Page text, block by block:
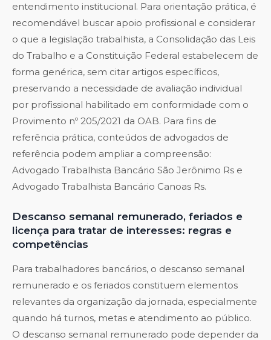
entendimento institucional. Para orientação prática, é
recomendável buscar apoio profissional e considerar
o que a legislação trabalhista, a Consolidação das Leis
do Trabalho e a Constituição Federal estabelecem de
forma genérica, sem citar artigos específicos,
preservando a necessidade de avaliação individual
por profissional habilitado em conformidade com o
Provimento nº 205/2021 da OAB. Para fins de
referência prática, conteúdos de advogados de
referência podem ampliar a compreensão:
Advogado Trabalhista Bancário São Jerônimo Rs e
Advogado Trabalhista Bancário Canoas Rs.
Descanso semanal remunerado, feriados e
licença para tratar de interesses: regras e
competências
Para trabalhadores bancários, o descanso semanal
remunerado e os feriados constituem elementos
relevantes da organização da jornada, especialmente
quando há turnos, metas e atendimento ao público.
O descanso semanal remunerado pode depender da